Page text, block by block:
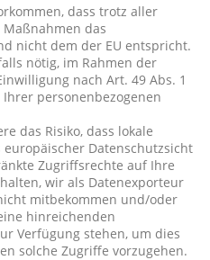
dass trotz aller
das
nicht dem der EU entspricht.
nötig, im Rahmen der
nach Art. 49 Abs. 1
personenbezogenen
das Risiko, dass lokale
Datenschutzsicht
Zugriffsrechte auf Ihre
wir als Datenexporteur
mitbekommen und/oder
hinreichenden
Verfügung stehen, um dies
solche Zugriffe vorzugehen.